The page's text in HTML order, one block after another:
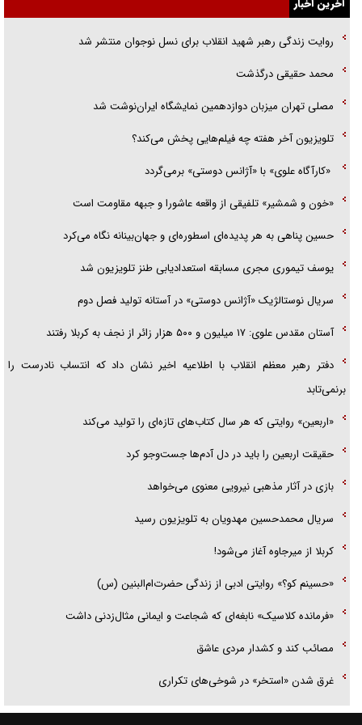
گزارش «جوان» از قوانین سخت‌گیرانه ۶ قاره در برابر یورش به پاسگاه‌های
آخرین اخبار
روایت زندگی رهبر شهید انقلاب برای نسل نوجوان منتشر شد
محمد حقیقی درگذشت
مصلی تهران میزبان دوازدهمین نمایشگاه ایران‌نوشت شد
تلویزیون آخر هفته چه فیلم‌هایی پخش می‌کند؟
«کارآگاه علوی» با «آژانس دوستی» برمی‌گردد
«خون و شمشیر» تلفیقی از واقعه عاشورا و جبهه مقاومت است
حسین پناهی به هر پدیده‌ای اسطوره‌ای و جهان‌بینانه نگاه می‌کرد
یوسف تیموری مجری مسابقه استعدادیابی طنز تلویزیون شد
سریال نوستالژیک «آژانس دوستی» در آستانه تولید فصل دوم
آستان مقدس علوی: ۱۷ میلیون و ۵۰۰ هزار زائر از نجف به کربلا رفتند
دفتر رهبر معظم انقلاب با اطلاعیه اخیر نشان داد که انتساب نادرست را
برنمی‌تابد
«اربعین» روایتی که هر سال کتاب‌های تازه‌ای را تولید می‌کند
حقیقت اربعین را باید در دل آدم‌ها جست‌و‌جو کرد
بازی در آثار مذهبی نیرویی معنوی می‌خواهد
سریال محمدحسین مهدویان به تلویزیون رسید
کربلا از میرجاوه آغاز می‌شود!
«حسینم کو؟» روایتی ادبی از زندگی حضرت‌ام‌البنین (س)
«فرمانده کلاسیک» نابغه‌ای که شجاعت و ایمانی مثال‌زدنی داشت
مصائب کند و کشدار مردی عاشق
غرق شدن «استخر» در شوخی‌های تکراری